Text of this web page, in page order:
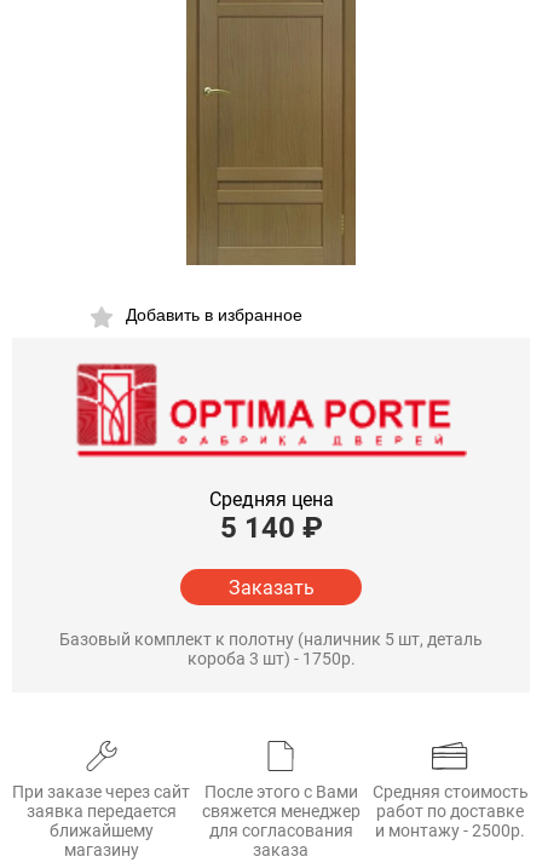
Добавить в избранное
Средняя цена
5 140 ₽
Заказать
Базовый комплект к полотну (наличник 5 шт, деталь
короба 3 шт) - 1750р.
При заказе через сайт
заявка передается
ближайшему
магазину
После этого с Вами
свяжется менеджер
для согласования
заказа
Средняя стоимость
работ по доставке
и монтажу - 2500р.